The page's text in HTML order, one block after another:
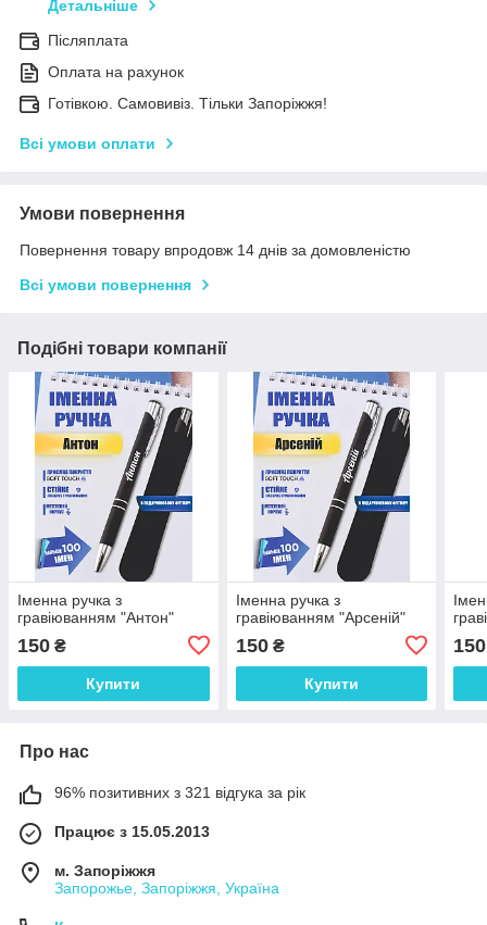
Детальніше
Післяплата
Оплата на рахунок
Готівкою. Самовивіз. Тільки Запоріжжя!
Всі умови оплати
Умови повернення
Повернення товару впродовж 14 днів за домовленістю
Всі умови повернення
Подібні товари компанії
Іменна ручка з
гравіюванням "Антон"
150 ₴
Купити
Іменна ручка з
гравіюванням "Арсеній"
150₴
Купити
150
Про нас
96% позитивних з 321 відгука за рік
Працює з 15.05.2013
м. Запоріжжя
Запорожье, Запоріжжя, Україна